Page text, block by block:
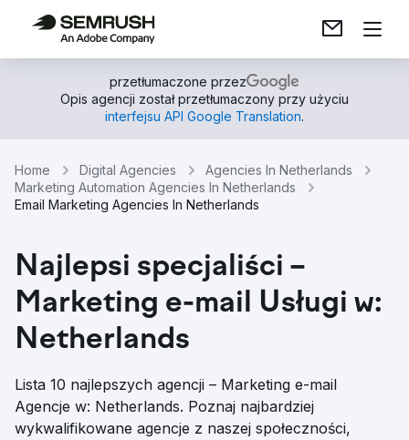
przetłumaczone przez
Opis agencji został przetłumaczony przy użyciu
interfejsu API Google Translation.
Home Digital Agencies
Agencies In Netherlands
Marketing Automation Agencies In Netherlands
Email Marketing Agencies In Netherlands
Najlepsi specjaliści –
Marketing e-mail Usługi w:
Netherlands
Lista 10 najlepszych agencji – Marketing e-mail
Agencje w: Netherlands. Poznaj najbardziej
wykwalifikowane agencje z naszej społeczności,